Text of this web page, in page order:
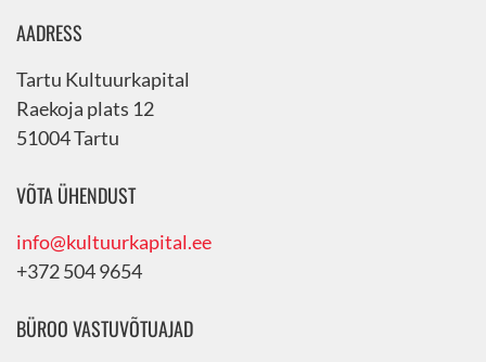
AADRESS
Tartu Kultuurkapital
Raekoja plats 12
51004 Tartu
VÕTA ÜHENDUST
info@kultuurkapital.ee
+372 504 9654
BÜROO VASTUVÕTUAJAD